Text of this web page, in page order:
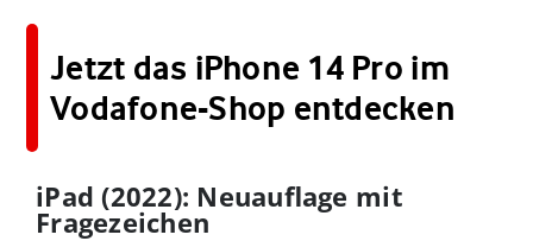
Jetzt das iPhone 14 Pro im
Vodafone-Shop entdecken
iPad (2022): Neuauflage mit
Fragezeichen